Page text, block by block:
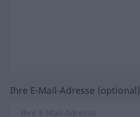
Ihre E-Mail-Adresse (optional)